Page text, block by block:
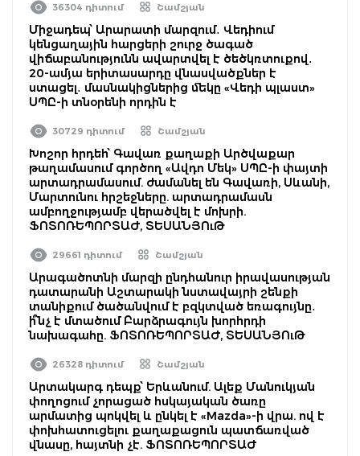
36304 դիտում Շամշյան
Միջադեպ՝ Արարատի մարզում․ Վեդիում
կենցաղային հարցերի շուրջ ծագած
վիճաբանությունն ավարտվել է ծեծկռտուքով․
20-ամյա երիտասարդը վնասվածքներ է
ստացել․ մասնակիցներից մեկը «Վեդի պլաստ»
ՍՊԸ-ի տնօրենի որդին է
30729 դիտում Շամշյան
Խոշոր հրդեհ՝ Գավառ քաղաքի Արծվաքար
թաղամասում գործող «Ավդո Մեկ» ՍՊԸ-ի փայտի
արտադրամասում. ժամանել են Գավառի, Սևանի,
Մարտունու հրշեջները. արտադրամասն
ամբողջությամբ վերածվել է մոխրի.
ՖՈՏՈՌԵՊՈՐՏԱԺ, ՏԵՍԱՆՅՈւԹ
29661 դիտում Շամշյան
Արագածոտնի մարզի ընդհանուր իրավասության
դատարանի Աշտարակի նստավայրի շենքի
տանիքում ծածանվում է բզկտված եռագույնը․
ի՞նչ է մտածում Բարձրագույն խորհրդի
նախագահը. ՖՈՏՈՌԵՊՈՐՏԱԺ, ՏԵՍԱՆՅՈւԹ
26328 դիտում Շամշյան
Արտակարգ դեպք՝ Երևանում. Ալեք Մանուկյան
փողոցում չորացած հսկայական ծառը
արմատից պոկվել և ընկել է «Mazda»-ի վրա. ով է
փոխհատուցելու քաղաքացուն պատճառված
վնասը, հայտնի չէ. ՖՈՏՈՌԵՊՈՐՏԱԺ